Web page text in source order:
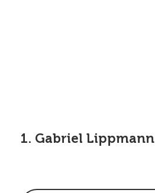
1. Gabriel Lippmann